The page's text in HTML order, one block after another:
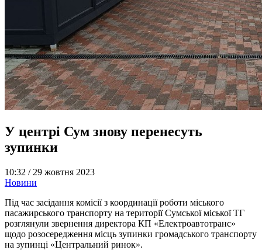
У центрі Сум знову перенесуть
зупинки
10:32 / 29 жовтня 2023
Новини
Під час засідання комісії з координації роботи міського
пасажирського транспорту на території Сумської міської ТГ
розглянули звернення директора КП «Електроавтотранс»
щодо розосередження місць зупинки громадського транспорту
на зупинці «Центральний ринок».